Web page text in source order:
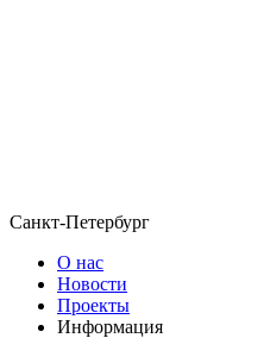
Санкт-Петербург
О нас
Новости
Проекты
Информация